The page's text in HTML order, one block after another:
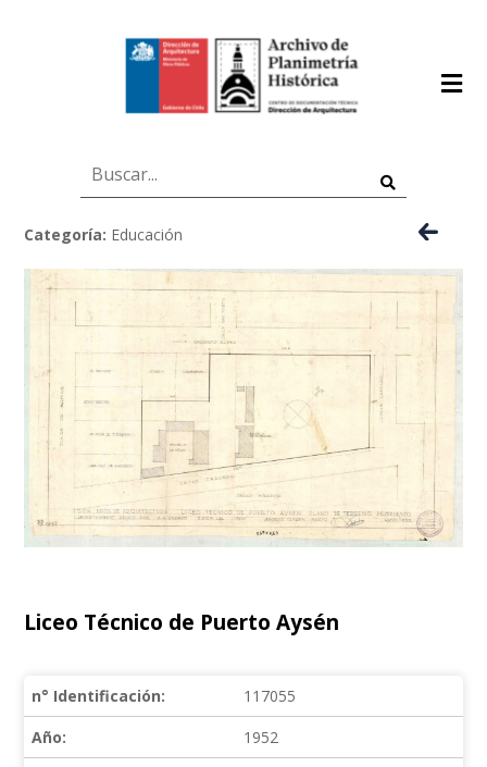
Categoría: Educación
Liceo Técnico de Puerto Aysén
n° Identificación:
117055
Año:
1952